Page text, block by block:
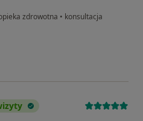
zdrowotna • konsultacja